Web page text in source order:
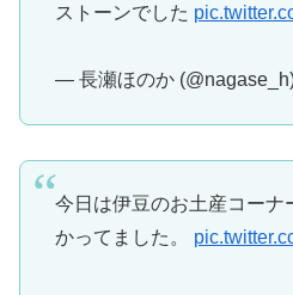
ストーンでした
— 長瀬ほのか
今日は伊豆のお土産コーナ
かってました。